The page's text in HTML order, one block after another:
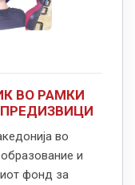
ВО РАМКИ
во
и
фонд за